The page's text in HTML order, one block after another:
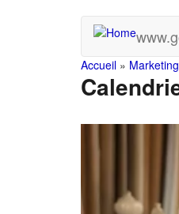
You
are
here
Accueil »